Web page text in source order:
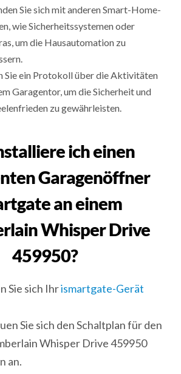
Sie sich mit anderen Smart-Home-
wie Sicherheitssystemen oder
um die Hausautomation zu
Sie ein Protokoll über die Aktivitäten
Garagentor, um die Sicherheit und
zu gewährleisten.
ich einen
Garagenöffner
an einem
Whisper Drive
459950?
Sie sich Ihrismartgate-Gerät
Sie sich den Schaltplan für den
Whisper Drive 459950
an.